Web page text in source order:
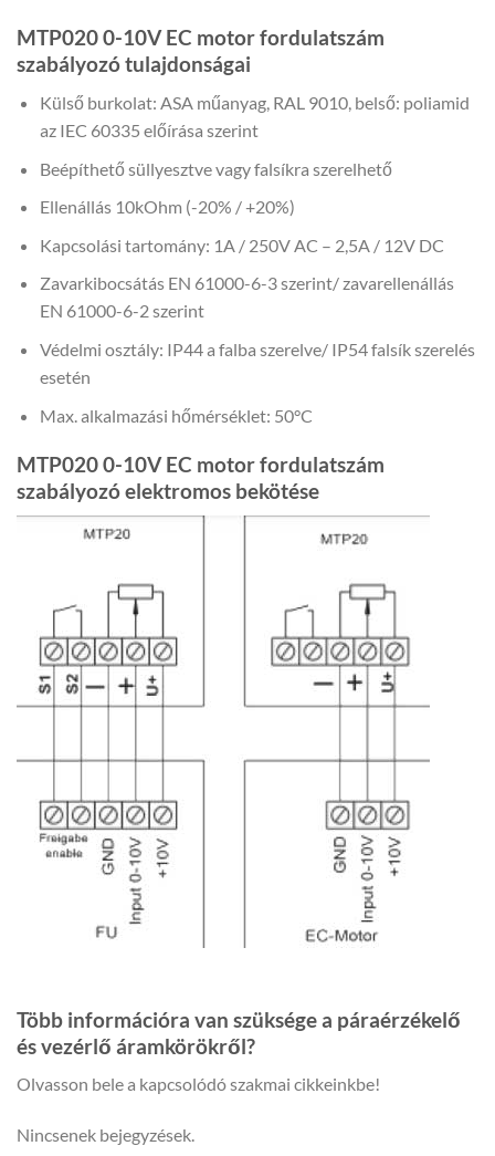
MTP020 0-10V EC motor fordulatszám
szabályozó tulajdonságai
Külső burkolat: ASA műanyag, RAL 9010, belső: poliamid
az IEC 60335 előírása szerint
Beépíthető süllyesztve vagy falsíkra szerelhető
Ellenállás 10kOhm (-20% / +20%)
Kapcsolási tartomány: 1A / 250V AC – 2,5A / 12V DC
Zavarkibocsátás EN 61000-6-3 szerint/ zavarellenállás
EN 61000-6-2 szerint
Védelmi osztály: IP44 a falba szerelve/ IP54 falsík szerelés
esetén
Max. alkalmazási hőmérséklet: 50°C
MTP020 0-10V EC motor fordulatszám
szabályozó elektromos bekötése
Több információra van szüksége a páraérzékelő
és vezérlő áramkörökről?
Olvasson bele a kapcsolódó szakmai cikkeinkbe!
Nincsenek bejegyzések.